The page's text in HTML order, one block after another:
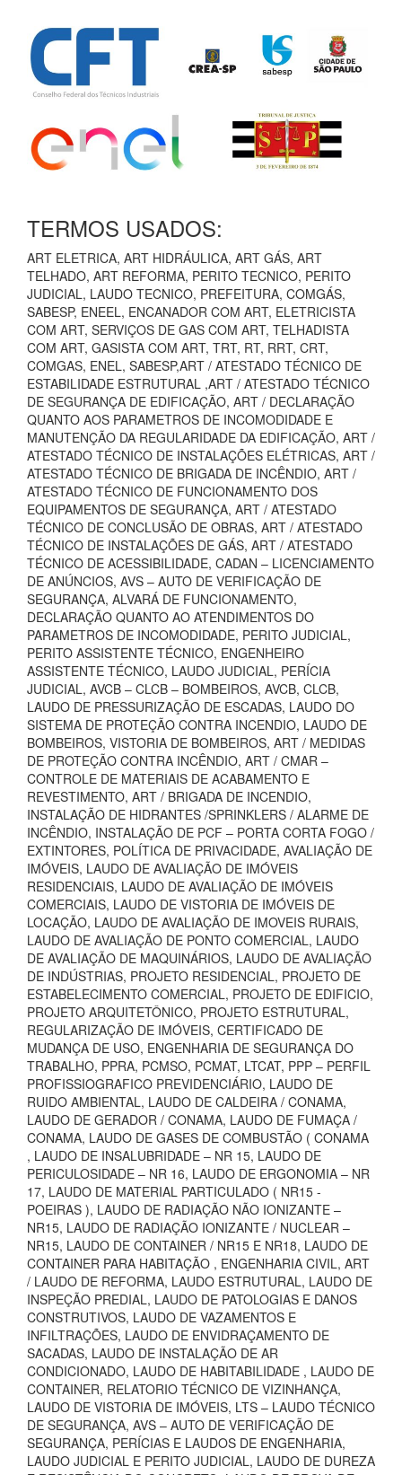
TERMOS USADOS:
ART ELETRICA, ART HIDRÁULICA, ART GÁS, ART
TELHADO, ART REFORMA, PERITO TECNICO, PERITO
JUDICIAL, LAUDO TECNICO, PREFEITURA, COMGÁS,
SABESP, ENEEL, ENCANADOR COM ART, ELETRICISTA
COM ART, SERVIÇOS DE GAS COM ART, TELHADISTA
COM ART, GASISTA COM ART, TRT, RT, RRT, CRT,
COMGAS, ENEL, SABESP,ART / ATESTADO TÉCNICO DE
ESTABILIDADE ESTRUTURAL ,ART / ATESTADO TÉCNICO
DE SEGURANÇA DE EDIFICAÇÃO, ART / DECLARAÇÃO
QUANTO AOS PARAMETROS DE INCOMODIDADE E
MANUTENÇÃO DA REGULARIDADE DA EDIFICAÇÃO, ART /
ATESTADO TÉCNICO DE INSTALAÇÕES ELÉTRICAS, ART /
ATESTADO TÉCNICO DE BRIGADA DE INCÊNDIO, ART /
ATESTADO TÉCNICO DE FUNCIONAMENTO DOS
EQUIPAMENTOS DE SEGURANÇA, ART / ATESTADO
TÉCNICO DE CONCLUSÃO DE OBRAS, ART / ATESTADO
TÉCNICO DE INSTALAÇÕES DE GÁS, ART / ATESTADO
TÉCNICO DE ACESSIBILIDADE, CADAN – LICENCIAMENTO
DE ANÚNCIOS, AVS – AUTO DE VERIFICAÇÃO DE
SEGURANÇA, ALVARÁ DE FUNCIONAMENTO,
DECLARAÇÃO QUANTO AO ATENDIMENTOS DO
PARAMETROS DE INCOMODIDADE, PERITO JUDICIAL,
PERITO ASSISTENTE TÉCNICO, ENGENHEIRO
ASSISTENTE TÉCNICO, LAUDO JUDICIAL, PERÍCIA
JUDICIAL, AVCB – CLCB – BOMBEIROS, AVCB, CLCB,
LAUDO DE PRESSURIZAÇÃO DE ESCADAS, LAUDO DO
SISTEMA DE PROTEÇÃO CONTRA INCENDIO, LAUDO DE
BOMBEIROS, VISTORIA DE BOMBEIROS, ART / MEDIDAS
DE PROTEÇÃO CONTRA INCÊNDIO, ART / CMAR –
CONTROLE DE MATERIAIS DE ACABAMENTO E
REVESTIMENTO, ART / BRIGADA DE INCENDIO,
INSTALAÇÃO DE HIDRANTES /SPRINKLERS / ALARME DE
INCÊNDIO, INSTALAÇÃO DE PCF – PORTA CORTA FOGO /
EXTINTORES, POLÍTICA DE PRIVACIDADE, AVALIAÇÃO DE
IMÓVEIS, LAUDO DE AVALIAÇÃO DE IMÓVEIS
RESIDENCIAIS, LAUDO DE AVALIAÇÃO DE IMÓVEIS
COMERCIAIS, LAUDO DE VISTORIA DE IMÓVEIS DE
LOCAÇÃO, LAUDO DE AVALIAÇÃO DE IMOVEIS RURAIS,
LAUDO DE AVALIAÇÃO DE PONTO COMERCIAL, LAUDO
DE AVALIAÇÃO DE MAQUINÁRIOS, LAUDO DE AVALIAÇÃO
DE INDÚSTRIAS, PROJETO RESIDENCIAL, PROJETO DE
ESTABELECIMENTO COMERCIAL, PROJETO DE EDIFICIO,
PROJETO ARQUITETÔNICO, PROJETO ESTRUTURAL,
REGULARIZAÇÃO DE IMÓVEIS, CERTIFICADO DE
MUDANÇA DE USO, ENGENHARIA DE SEGURANÇA DO
TRABALHO, PPRA, PCMSO, PCMAT, LTCAT, PPP – PERFIL
PROFISSIOGRAFICO PREVIDENCIÁRIO, LAUDO DE
RUIDO AMBIENTAL, LAUDO DE CALDEIRA / CONAMA,
LAUDO DE GERADOR / CONAMA, LAUDO DE FUMAÇA /
CONAMA, LAUDO DE GASES DE COMBUSTÃO ( CONAMA
, LAUDO DE INSALUBRIDADE – NR 15, LAUDO DE
PERICULOSIDADE – NR 16, LAUDO DE ERGONOMIA – NR
17, LAUDO DE MATERIAL PARTICULADO ( NR15 -
POEIRAS ), LAUDO DE RADIAÇÃO NÃO IONIZANTE –
NR15, LAUDO DE RADIAÇÃO IONIZANTE / NUCLEAR –
NR15, LAUDO DE CONTAINER / NR15 E NR18, LAUDO DE
CONTAINER PARA HABITAÇÃO , ENGENHARIA CIVIL, ART
/ LAUDO DE REFORMA, LAUDO ESTRUTURAL, LAUDO DE
INSPEÇÃO PREDIAL, LAUDO DE PATOLOGIAS E DANOS
CONSTRUTIVOS, LAUDO DE VAZAMENTOS E
INFILTRAÇÕES, LAUDO DE ENVIDRAÇAMENTO DE
SACADAS, LAUDO DE INSTALAÇÃO DE AR
CONDICIONADO, LAUDO DE HABITABILIDADE , LAUDO DE
CONTAINER, RELATORIO TÉCNICO DE VIZINHANÇA,
LAUDO DE VISTORIA DE IMÓVEIS, LTS – LAUDO TÉCNICO
DE SEGURANÇA, AVS – AUTO DE VERIFICAÇÃO DE
SEGURANÇA, PERÍCIAS E LAUDOS DE ENGENHARIA,
LAUDO JUDICIAL E PERITO JUDICIAL, LAUDO DE DUREZA